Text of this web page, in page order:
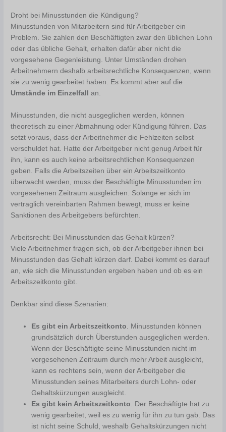
Droht bei Minusstunden die Kündigung?
Minusstunden von Mitarbeitern sind für Arbeitgeber ein
Problem. Sie zahlen den Beschäftigten zwar den üblichen Lohn
oder das übliche Gehalt, erhalten dafür aber nicht die
vorgesehene Gegenleistung. Unter Umständen drohen
Arbeitnehmern deshalb arbeitsrechtliche Konsequenzen, wenn
sie zu wenig gearbeitet haben. Es kommt aber auf die
Umstände im Einzelfall
an.
Minusstunden, die nicht ausgeglichen werden, können
theoretisch zu einer Abmahnung oder Kündigung führen. Das
setzt voraus, dass der Arbeitnehmer die Fehlzeiten selbst
verschuldet hat. Hatte der Arbeitgeber nicht genug Arbeit für
ihn, kann es auch keine arbeitsrechtlichen Konsequenzen
geben. Falls die Arbeitszeiten über ein Arbeitszeitkonto
überwacht werden, muss der Beschäftigte Minusstunden im
vorgesehenen Zeitraum ausgleichen. Solange er sich im
vertraglich vereinbarten Rahmen bewegt, muss er keine
Sanktionen des Arbeitgebers befürchten.
Arbeitsrecht: Bei Minusstunden das Gehalt kürzen?
Viele Arbeitnehmer fragen sich, ob der Arbeitgeber ihnen bei
Minusstunden das Gehalt kürzen darf. Dabei kommt es darauf
an, wie sich die Minusstunden ergeben haben und ob es ein
Arbeitszeitkonto gibt.
Denkbar sind diese Szenarien:
Es gibt ein Arbeitszeitkonto . Minusstunden können
grundsätzlich durch Überstunden ausgeglichen werden.
Wenn der Beschäftigte seine Minusstunden nicht im
vorgesehenen Zeitraum durch mehr Arbeit ausgleicht,
kann es rechtens sein, wenn der Arbeitgeber die
Minusstunden seines Mitarbeiters durch Lohn- oder
Gehaltskürzungen ausgleicht.
Es gibt kein Arbeitszeitkonto . Der Beschäftigte hat zu
wenig gearbeitet, weil es zu wenig für ihn zu tun gab. Das
ist nicht seine Schuld, weshalb Gehaltskürzungen nicht